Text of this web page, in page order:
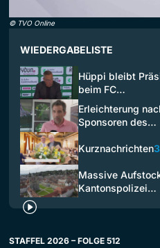
© TVO Online
WIEDERGABELISTE
Hüppi bleibt
beim FC…
Erleichterung
Sponsoren des…
Kurznachrichten
Massive
Kantonspolizei…
STAFFEL 2026 – FOLGE 512